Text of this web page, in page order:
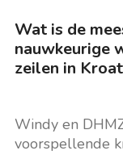
Wat is de
nauwkeurige
zeilen in
Windy en
voorspellende